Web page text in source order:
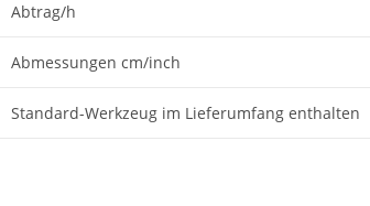
Abtrag/h
Abmessungen cm/inch
Standard-Werkzeug im Lieferumfang enthalten